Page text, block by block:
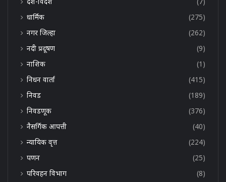
धार्मिक
(275)
नगर जिल्हा
(262)
नदी प्रदूषण
(9)
नाशिक
(1)
निधन वार्ता
(415)
निवड
(189)
निवडणूक
(376)
नैसर्गिक आपत्ती
(40)
न्यायिक वृत्त
(224)
पणन
(25)
परिवहन विभाग
(8)